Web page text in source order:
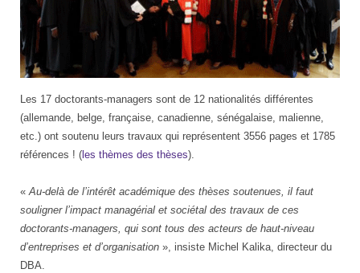
Les 17 doctorants-managers sont de 12 nationalités différentes
(allemande, belge, française, canadienne, sénégalaise, malienne,
etc.) ont soutenu leurs travaux qui représentent 3556 pages et 1785
références ! ( les thèmes des thèses).
«Au-delà de l’intérêt académique des thèses soutenues, il faut
souligner l’impact managérial et sociétal des travaux de ces
doctorants-managers, qui sont tous des acteurs de haut-niveau
d’entreprises et d’organisation », insiste Michel Kalika, directeur du
DBA.